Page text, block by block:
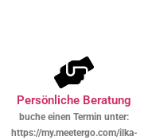
Persönliche Beratung
buche einen Termin unter:
https://my.meetergo.com/ilka-